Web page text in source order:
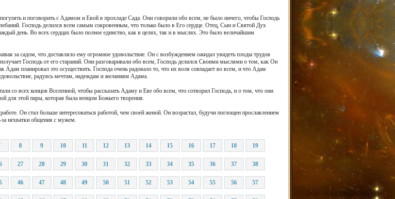
и поговорить с Адамом и Евой в прохладе Сада. Они говорили обо всем, не было ничего, чтобы Господь
Господь делился всем самым сокровенным, что только было в Его сердце. Отец, Сын и Святой Дух
день. Во всех сердцах было полное единство, как в целях, так и в мыслях. Это было величайшим
за садом, что доставляло ему огромное удовольствие. Он с возбуждением ожидал увидеть плоды трудов
Господь от его стараний. Они разговаривали обо всем, Господь делился Своими мыслями о том, как Он
Адам планировал это осуществить. Господа очень радовало то, что их воля совпадает во всем, и что Адам
радуясь мечтам, надеждам и желаниям Адама.
со всех концов Вселенной, чтобы рассказать Адаму и Еве обо всем, что сотворил Господь, и о том, что они
для этой пары, которая была венцом Божьего творения.
Он стал больше интересоваться работой, чем своей женой. Он возрастал, будучи поглощен прославлением
за нехватки общения с мужем.
8 9 10 11 12 13 14 15 16 17 18 19
27 28 29 30 31 32 33 34 35 36 37 38
46 47 48 49 50 51 52 53 54 55 56 57